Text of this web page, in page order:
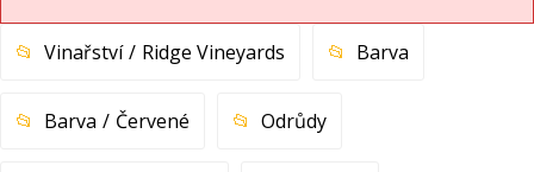
Vinařství Ridge Vineyards Barva
Barva Červené Odrůdy